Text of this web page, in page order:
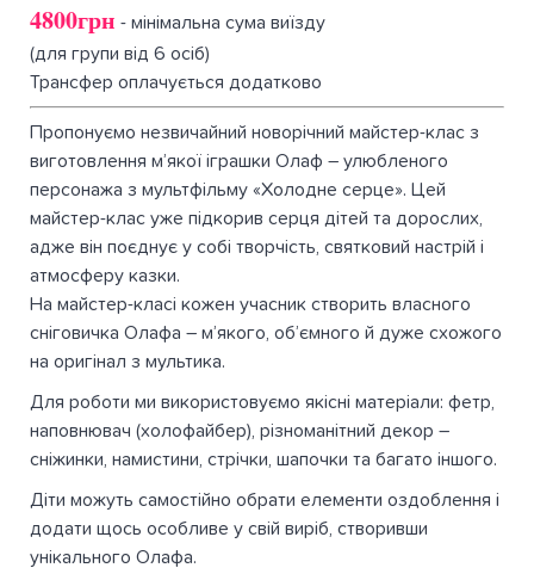
4800грн - мінімальна сума виїзду
(для групи від 6 осіб)
Трансфер оплачується додатково
Пропонуємо незвичайний новорічний майстер-клас з
виготовлення м’якої іграшки Олаф – улюбленого
персонажа з мультфільму «Холодне серце». Цей
майстер-клас уже підкорив серця дітей та дорослих,
адже він поєднує у собі творчість, святковий настрій і
атмосферу казки.
На майстер-класі кожен учасник створить власного
сніговичка Олафа – м’якого, об’ємного й дуже схожого
на оригінал з мультика.
Для роботи ми використовуємо якісні матеріали: фетр,
наповнювач (холофайбер), різноманітний декор –
сніжинки, намистини, стрічки, шапочки та багато іншого.
Діти можуть самостійно обрати елементи оздоблення і
додати щось особливе у свій виріб, створивши
унікального Олафа.